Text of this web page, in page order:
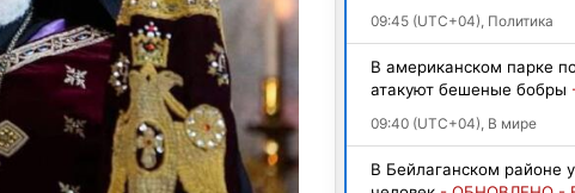
09:45 (UTC+04), Политика
В американском парке
атакуют бешеные бобры
09:40 (UTC+04), В мире
В Бейлаганском районе